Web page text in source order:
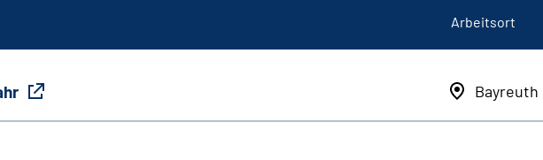
Arbeitsort
Bayreuth